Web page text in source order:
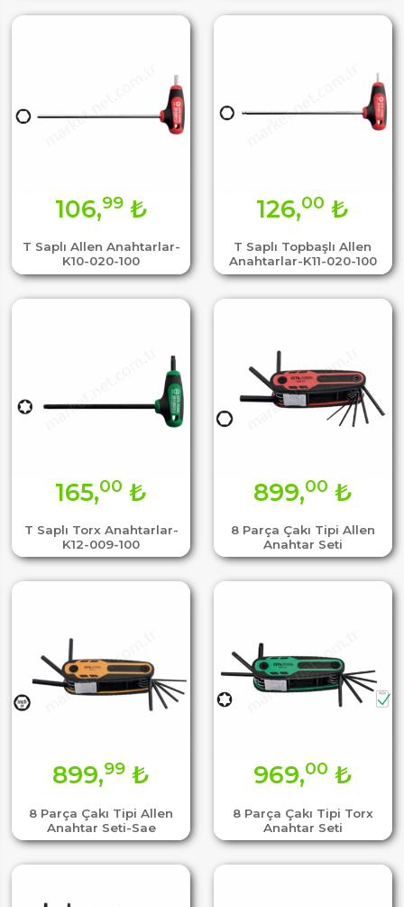
T Saplı Allen Anahtarlar-
K10-020-100
106,99₺
T Saplı Topbaşlı Allen
Anahtarlar-K11-020-100
126,00 ₺
T Saplı Torx Anahtarlar-
K12-009-100
165,00 ₺
8 Parça Çakı Tipi Allen
Anahtar Seti
899,00 ₺
8 Parça Çakı Tipi Allen
Anahtar Seti-Sae
899,99 ₺
8 Parça Çakı Tipi Torx
Anahtar Seti
969,00 ₺